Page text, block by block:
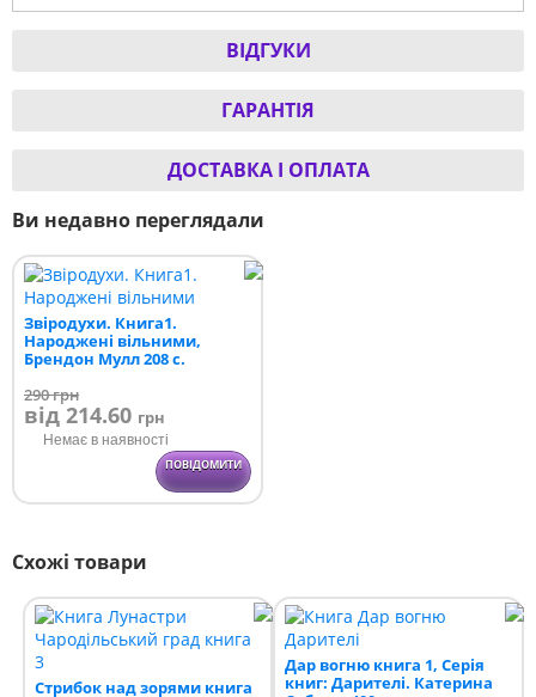
ВІДГУКИ
ГАРАНТІЯ
ДОСТАВКА І ОПЛАТА
Ви недавно переглядали
Звіродухи. Книга1.
Народжені вільними,
Брендон Мулл 208 с.
290грн
від 214.60 грн
Немає в наявності
ПОВІДОМИТИ
Схожі товари
Стрибок над зорями книга
Дар вогню книга 1, Серія
книг: Дарителі. Катерина